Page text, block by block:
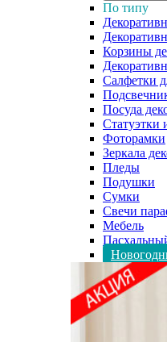
По типу
Корзины
Салфетки
Посуда
Статуэтки
Фоторамки
Зеркала
Пледы
Подушки
Сумки
Свечи
Мебель